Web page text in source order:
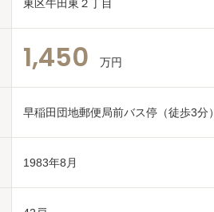
東区牛田東２丁目
1,450 万円
早稲田団地郵便局前バス停（徒歩3分）
1983年8月